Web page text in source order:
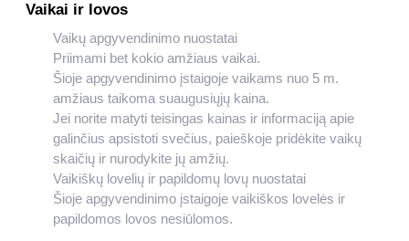
Vaikai ir lovos
Vaikų apgyvendinimo nuostatai
Priimami bet kokio amžiaus vaikai.
Šioje apgyvendinimo įstaigoje vaikams nuo 5 m.
amžiaus taikoma suaugusiųjų kaina.
Jei norite matyti teisingas kainas ir informaciją apie
galinčius apsistoti svečius, paieškoje pridėkite vaikų
skaičių ir nurodykite jų amžių.
Vaikiškų lovelių ir papildomų lovų nuostatai
Šioje apgyvendinimo įstaigoje vaikiškos lovelės ir
papildomos lovos nesiūlomos.